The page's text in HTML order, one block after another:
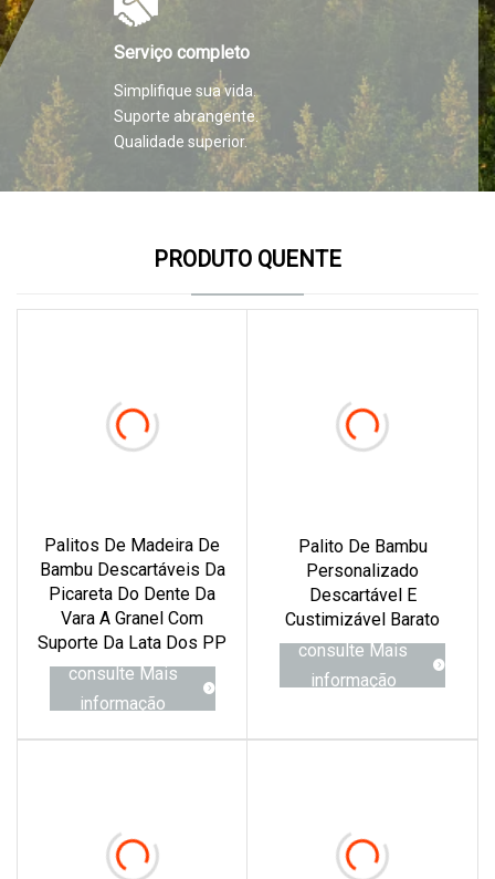
Serviço completo
Simplifique sua vida.
Suporte abrangente.
Qualidade superior.
PRODUTO QUENTE
Palitos De Madeira De
Bambu Descartáveis ​​da
Picareta Do Dente Da
Vara A Granel Com
Suporte Da Lata Dos PP
consulte Mais
informação
Palito De Bambu
Personalizado
Descartável E
Custimizável Barato
consulte Mais
informação